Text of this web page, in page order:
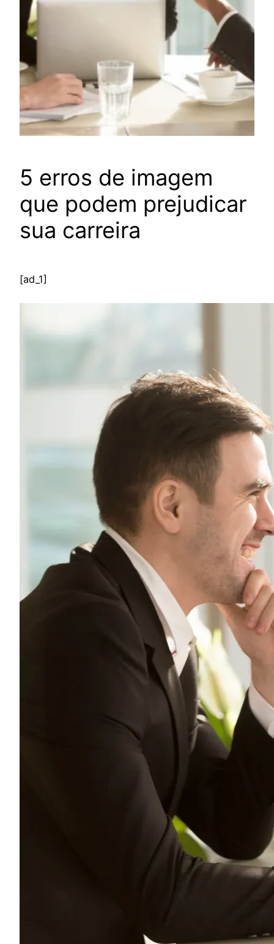
5 erros de imagem
que podem prejudicar
sua carreira
[ad_1]